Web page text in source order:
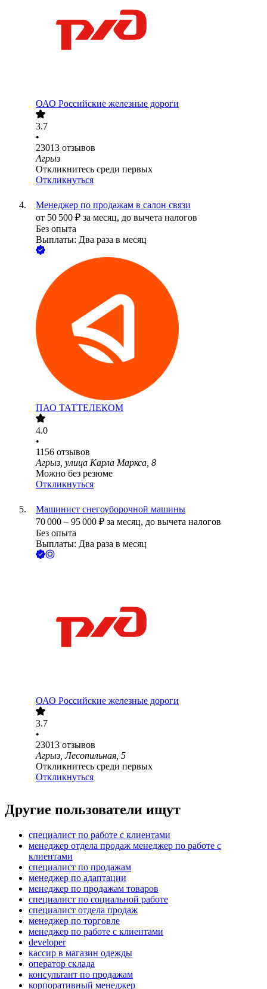
ОАО Российские железные дороги
3.7
•
23013 отзывов
Агрыз
Откликнитесь среди первых
Откликнуться
Менеджер по продажам в салон связи
от 50 500 ₽ за месяц, до вычета налогов
Без опыта
Выплаты: Два раза в месяц
ПАО ТАТТЕЛЕКОМ
4.0
•
1156 отзывов
Агрыз, улица Карла Маркса, 8
Можно без резюме
Откликнуться
Машинист снегоуборочной машины
70 000 – 95 000 ₽ за месяц, до вычета налогов
Без опыта
Выплаты: Два раза в месяц
ОАО Российские железные дороги
3.7
•
23013 отзывов
Агрыз, Лесопильная, 5
Откликнитесь среди первых
Откликнуться
Другие пользователи ищут
специалист по работе с клиентами
менеджер отдела продаж менеджер по работе с
клиентами
специалист по продажам
менеджер по адаптации
менеджер по продажам товаров
специалист по социальной работе
специалист отдела продаж
менеджер по торговле
менеджер по работе с клиентами
developer
кассир в магазин одежды
оператор склада
консультант по продажам
корпоративный менеджер